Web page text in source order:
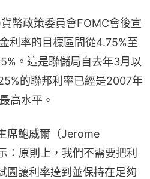
幣政策委員會FOMC會後宣
利率的目標區間從4.75%至
。這是聯儲局自去年3月以
的聯邦利率已經是2007年
高水平。
席鮑威爾（Jerome
：原則上，我們不需要把利
圖讓利率達到並保持在足夠